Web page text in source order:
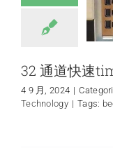
32 通道快速
4 9 月, 2024 |
Technology | Tags: